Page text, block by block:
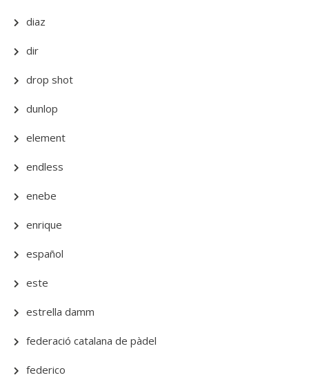
diaz
dir
drop shot
dunlop
element
endless
enebe
enrique
español
este
estrella damm
federació catalana de pàdel
federico